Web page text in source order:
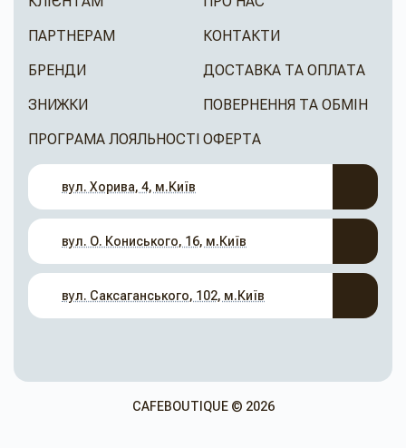
ПАРТНЕРАМ
БРЕНДИ
ЗНИЖКИ
ПРОГРАМА ЛОЯЛЬНОСТІ
КОНТАКТИ
ДОСТАВКА ТА ОПЛАТА
ПОВЕРНЕННЯ ТА ОБМІН
ОФЕРТА
вул. Хорива, 4, м.Київ
вул. О. Кониського, 16, м.Київ
вул. Саксаганського, 102, м.Київ
CAFEBOUTIQUE © 2026